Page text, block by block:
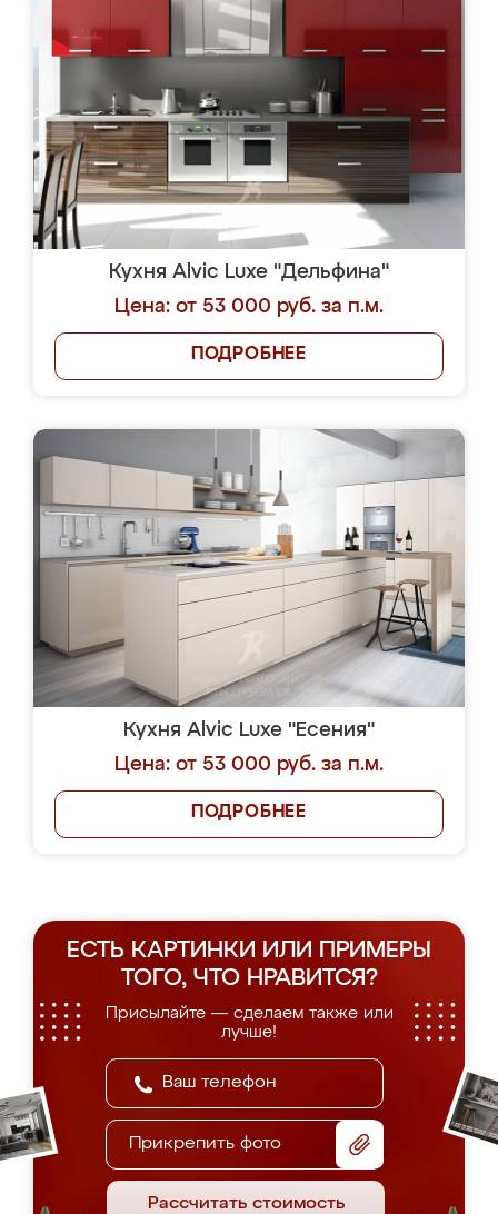
Кухня Alvic Luxe "Дельфина"
Цена: от 53 000 руб. за п.м.
ПОДРОБНЕЕ
Кухня Alvic Luxe "Есения"
Цена: от 53 000 руб. за п.м.
ПОДРОБНЕЕ
ЕСТЬ КАРТИНКИ ИЛИ ПРИМЕРЫ
ТОГО, ЧТО НРАВИТСЯ?
Присылайте — сделаем также или
лучше!
Прикрепить фото
Рассчитать стоимость